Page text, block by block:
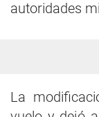
autoridades
La